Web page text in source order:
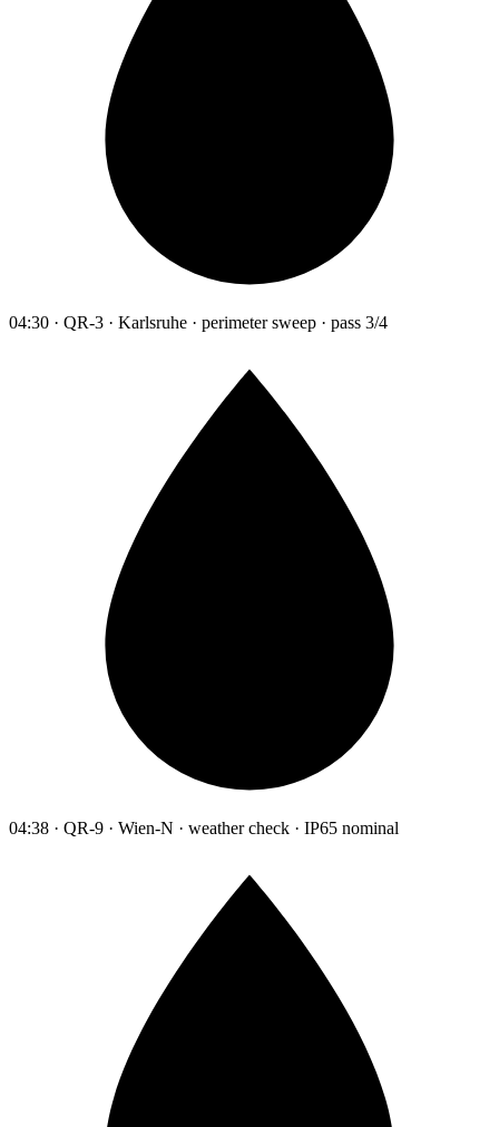
04:30 · QR-3 · Karlsruhe · perimeter sweep · pass 3/4
04:38 · QR-9 · Wien-N · weather check · IP65 nominal